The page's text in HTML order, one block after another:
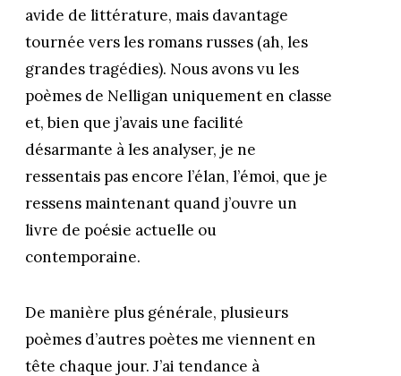
avide de littérature, mais davantage
tournée vers les romans russes (ah, les
grandes tragédies). Nous avons vu les
poèmes de Nelligan uniquement en classe
et, bien que j’avais une facilité
désarmante à les analyser, je ne
ressentais pas encore l’élan, l’émoi, que je
ressens maintenant quand j’ouvre un
livre de poésie actuelle ou
contemporaine.
De manière plus générale, plusieurs
poèmes d’autres poètes me viennent en
tête chaque jour. J’ai tendance à